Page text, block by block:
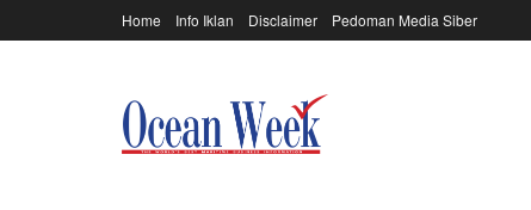
Home Info Iklan Disclaimer Pedoman Media Siber